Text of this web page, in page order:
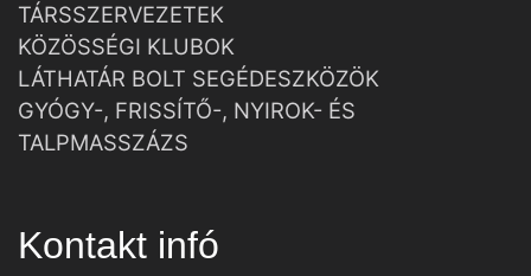
TÁRSSZERVEZETEK
KÖZÖSSÉGI KLUBOK
LÁTHATÁR BOLT SEGÉDESZKÖZÖK
GYÓGY-, FRISSÍTŐ-, NYIROK- ÉS
TALPMASSZÁZS
Kontakt infó